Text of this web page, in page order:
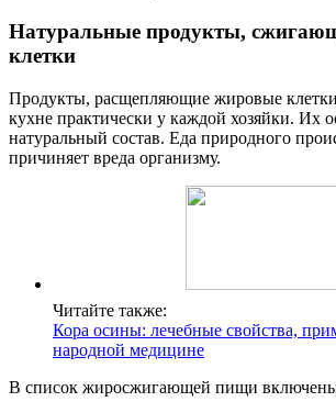
Натуральные продукты,
клетки
Продукты, расщепляющие жировые
кухне практически у каждой хозяйки. Их
натуральный состав. Еда природного
причиняет вреда организму.
Читайте также:
Кора осины: лечебные свойства,
народной медицине
В список жиросжигающей пищи включены